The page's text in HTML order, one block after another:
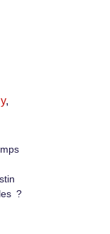
,
?